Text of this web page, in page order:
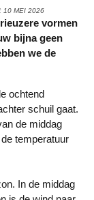
10 MEI 2026
bijna geen
we de
schuil gaat.
de middag
temperatuur
In de middag